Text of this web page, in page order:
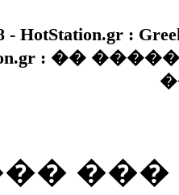
- HotStation.gr :
: ��